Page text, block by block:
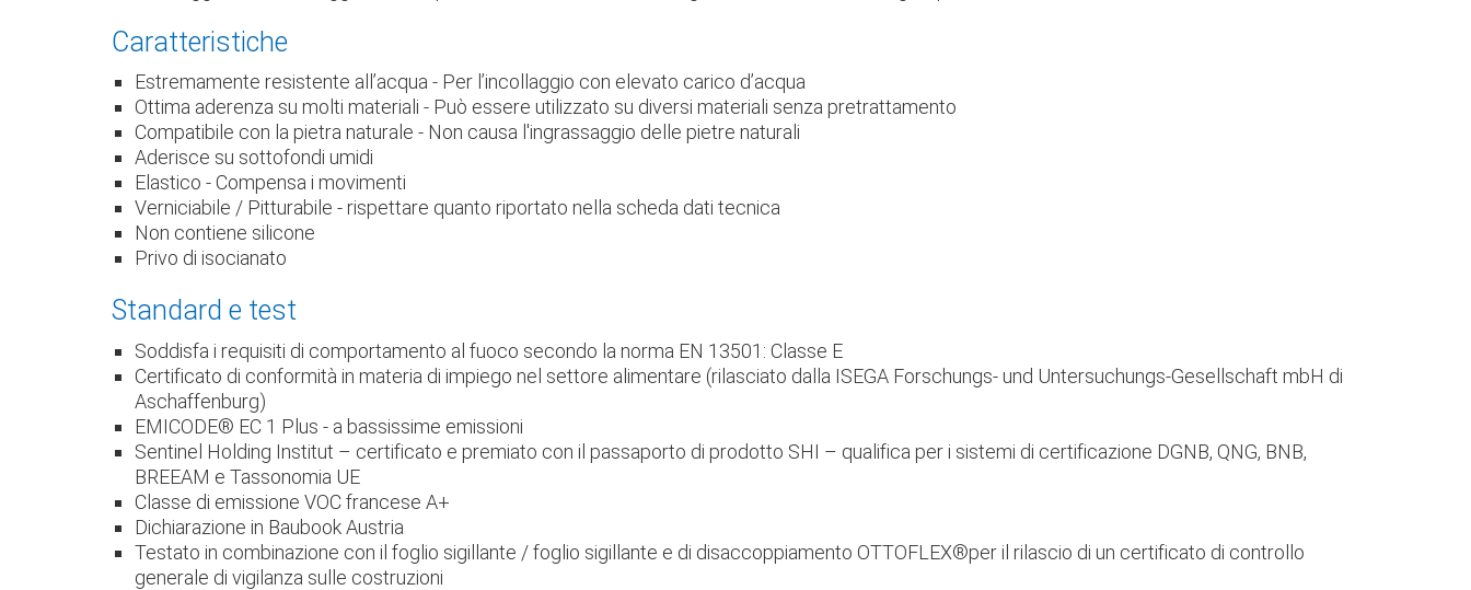
Caratteristiche
Estremamente resistente all’acqua - Per l’incollaggio con elevato carico d’acqua
Ottima aderenza su molti materiali - Può essere utilizzato su diversi materiali senza pretrattamento
Compatibile con la pietra naturale - Non causa l'ingrassaggio delle pietre naturali
Aderisce su sottofondi umidi
Elastico - Compensa i movimenti
Verniciabile / Pitturabile - rispettare quanto riportato nella scheda dati tecnica
Non contiene silicone
Privo di isocianato
Standard e test
Soddisfa i requisiti di comportamento al fuoco secondo la norma EN 13501: Classe E
Certificato di conformità in materia di impiego nel settore alimentare (rilasciato dalla ISEGA Forschungs- und Untersuchungs-Gesellschaft mbH di
Aschaffenburg)
EMICODE® EC 1 Plus - a bassissime emissioni
Sentinel Holding Institut – certificato e premiato con il passaporto di prodotto SHI – qualifica per i sistemi di certificazione DGNB, QNG, BNB,
BREEAM e Tassonomia UE
Classe di emissione VOC francese A+
Dichiarazione in Baubook Austria
Testato in combinazione con il foglio sigillante / foglio sigillante e di disaccoppiamento OTTOFLEX®per il rilascio di un certificato di controllo
generale di vigilanza sulle costruzioni